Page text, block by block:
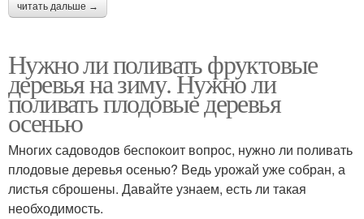
читать дальше →
Нужно ли поливать фруктовые
деревья на зиму. Нужно ли
поливать плодовые деревья
осенью
Многих садоводов беспокоит вопрос, нужно ли поливать
плодовые деревья осенью? Ведь урожай уже собран, а
листья сброшены. Давайте узнаем, есть ли такая
необходимость.